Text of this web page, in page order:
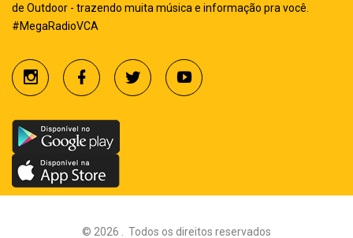
de Outdoor - trazendo muita música e informação pra você.
#MegaRadioVCA
© 2026 Todos os direitos reservados